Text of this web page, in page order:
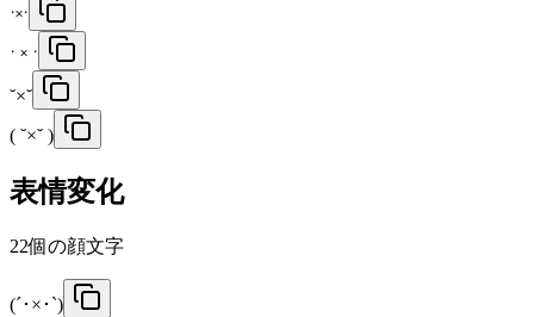
˙˟˙
˙ ˟ ˙
˘×˘
( ˘×˘ )
表情変化
22個の顔文字
(´･×･`)